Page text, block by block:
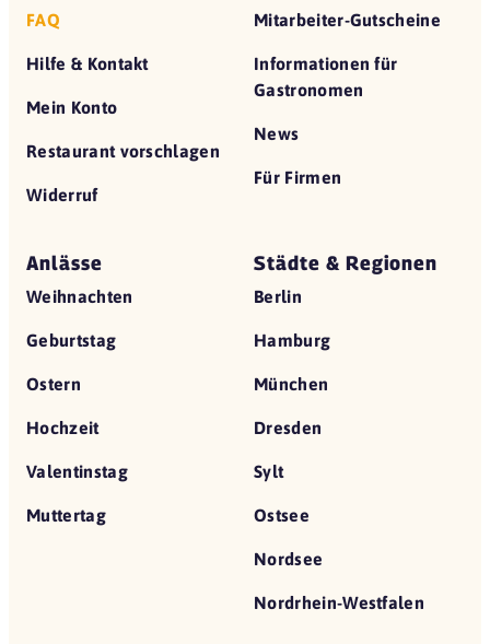
FAQ
Hilfe & Kontakt
Mein Konto
Restaurant vorschlagen
Widerruf
Mitarbeiter-Gutscheine
Informationen für
Gastronomen
News
Für Firmen
Anlässe
Weihnachten
Geburtstag
Ostern
Hochzeit
Valentinstag
Muttertag
Städte & Regionen
Berlin
Hamburg
München
Dresden
Sylt
Ostsee
Nordsee
Nordrhein-Westfalen